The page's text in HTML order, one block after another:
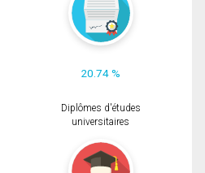
20.74 %
Diplômes d'études
universitaires